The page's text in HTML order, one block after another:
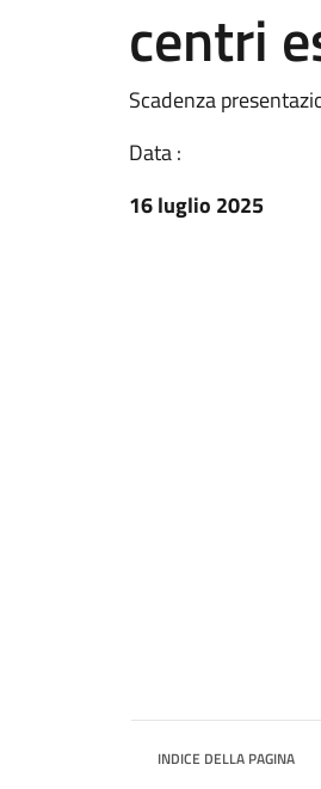
centri
Scadenza
Data :
16 luglio 2025
INDICE DELLA PAGINA